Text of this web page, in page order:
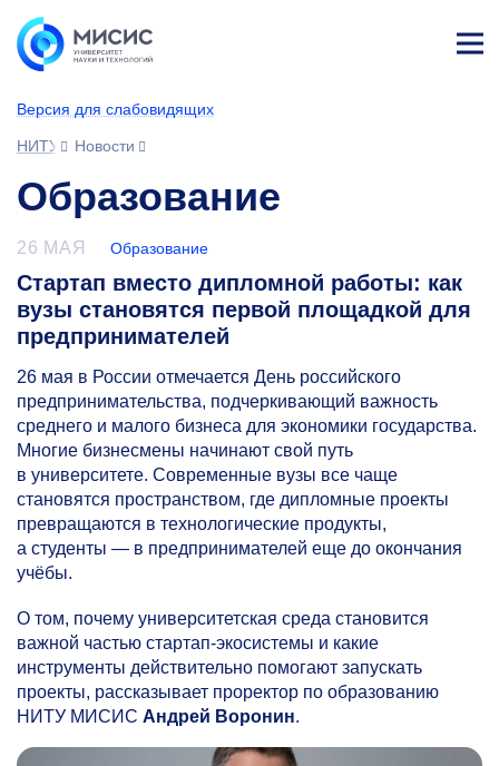
Версия для слабовидящих
НИТУ МИСИС
Новости
Образование
26 МАЯ Образование
Стартап вместо дипломной работы: как
вузы становятся первой площадкой для
предпринимателей
26 мая в России отмечается День российского
предпринимательства, подчеркивающий важность
среднего и малого бизнеса для экономики государства.
Многие бизнесмены начинают свой путь
в университете. Современные вузы все чаще
становятся пространством, где дипломные проекты
превращаются в технологические продукты,
а студенты — в предпринимателей еще до окончания
учёбы.
О том, почему университетская среда становится
важной частью стартап-экосистемы и какие
инструменты действительно помогают запускать
проекты, рассказывает проректор по образованию
НИТУ МИСИС Андрей Воронин.